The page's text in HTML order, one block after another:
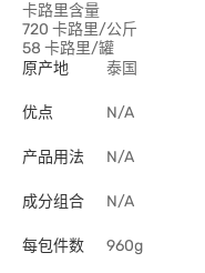
卡路里含量
720 卡路里/公斤
58 卡路里/罐
原产地
泰国
优点 N/A
产品用法 N/A
成分组合 N/A
每包件数 960g